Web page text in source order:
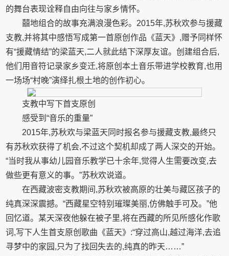
的舞台表现诠释自由向往与家乡情怀。
囍地组合的故事充满浪漫色彩。2015年,苏秋欢参与援藏
支教,并将其中感悟写成第一首原创作品《蓝天》,赠予同样怀
有“援藏情结”的梁蓝天,二人就此结下深厚友谊。创建组合后,
他们用音符记录家乡变迁,将原创本土音乐带进学校教育,也用
一场场“村晚”演绎扎根土地的创作初心。
支教中写下首支原创
感受到“音乐的重量”
2015年,苏秋欢与梁蓝天同时报名参与援藏支教,最终只
有苏秋欢获得了机会,不过这个契机却成了两人深交的开始。
“当时我从事幼儿园音乐教学已十余年,觉得人生需要改变,去
做些更有意义的事。”苏秋欢说道。
在西藏波密支教期间,苏秋欢被高原的壮美与藏区孩子的
纯真深深震撼。“西藏星空特别璀璨美丽,仿佛触手可及。”他
回忆道。某天深夜他躲在被子里,将在西藏的所见所感化作歌
词,写下人生首支原创歌曲《蓝天》:“穿过高山,越过海洋,去追
寻梦中的家园,只为了找回失去的,纯真的昨天……”